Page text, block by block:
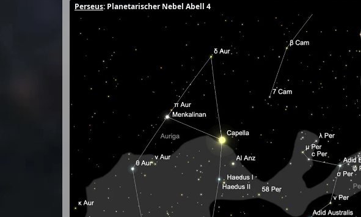
Perseus: Planetarischer Nebel Abell 4